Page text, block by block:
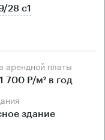
28 с1
арендной платы
700 Р/м² в год
здание